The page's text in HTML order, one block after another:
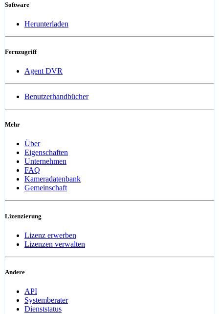
Software
Herunterladen
Fernzugriff
Agent DVR
Benutzerhandbücher
Mehr
Über
Eigenschaften
Unternehmen
FAQ
Kameradatenbank
Gemeinschaft
Lizenzierung
Lizenz erwerben
Lizenzen verwalten
Andere
API
Systemberater
Dienststatus